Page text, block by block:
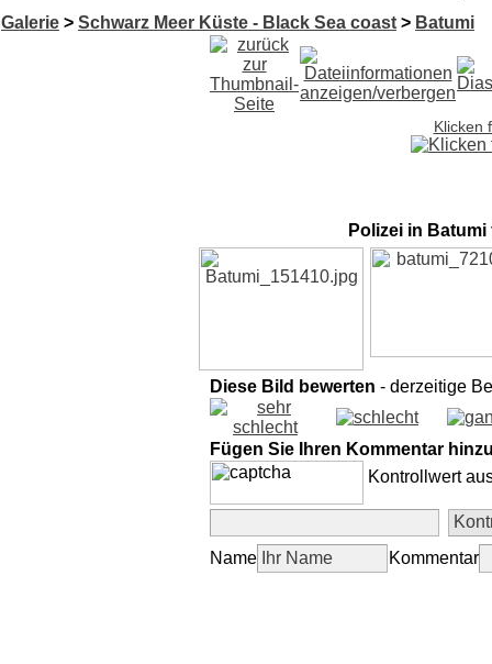
Galerie > Schwarz Meer Küste - Black Sea coast > Batumi
Klicken
Polizei in
Diese Bild bewerten - derzeitige
Fügen Sie Ihren Kommentar
Kontrollwert
Name Kommentar